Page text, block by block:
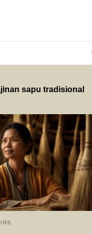
sapu tradisional